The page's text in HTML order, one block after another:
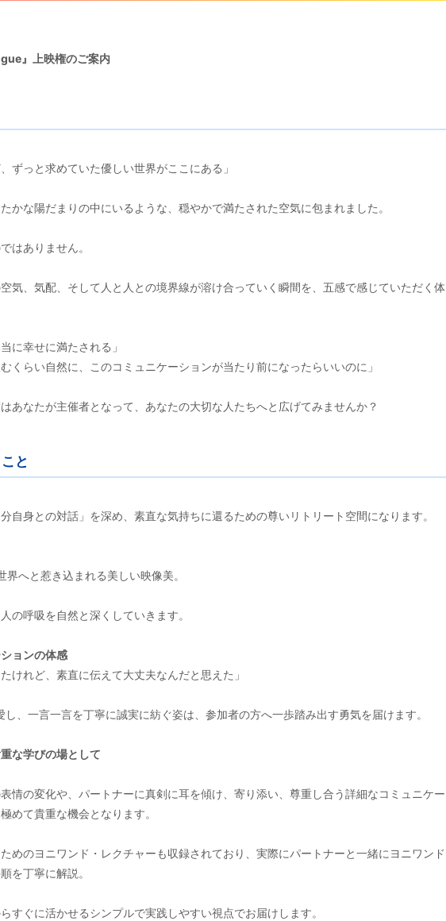
』上映権のご案内
ずっと求めていた優しい世界がここにある」
かな陽だまりの中にいるような、穏やかで満たされた空気に包まれました。
はありません。
気、気配、そして人と人との境界線が溶け合っていく瞬間を、五感で感じていただく体
に幸せに満たされる」
くらい自然に、このコミュニケーションが当たり前になったらいいのに」
あなたが主催者となって、あなたの大切な人たちへと広げてみませんか？
と
自身との対話」を深め、素直な気持ちに還るための尊いリトリート空間になります。
へと惹き込まれる美しい映像美。
の呼吸を自然と深くしていきます。
ョンの体感
けれど、素直に伝えて大丈夫なんだと思えた」
、一言一言を丁寧に誠実に紡ぐ姿は、参加者の方へ一歩踏み出す勇気を届けます。
な学びの場として
情の変化や、パートナーに真剣に耳を傾け、寄り添い、尊重し合う詳細なコミュニケー
めて貴重な機会となります。
めのヨニワンド・レクチャーも収録されており、実際にパートナーと一緒にヨニワンド
を丁寧に解説。
すぐに活かせるシンプルで実践しやすい視点でお届けします。